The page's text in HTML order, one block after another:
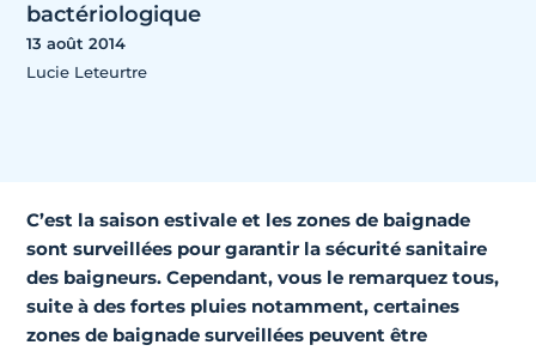
bactériologique
13 août 2014
Lucie Leteurtre
C’est la saison estivale et les zones de baignade
sont surveillées pour garantir la sécurité sanitaire
des baigneurs. Cependant, vous le remarquez tous,
suite à des fortes pluies notamment, certaines
zones de baignade surveillées peuvent être